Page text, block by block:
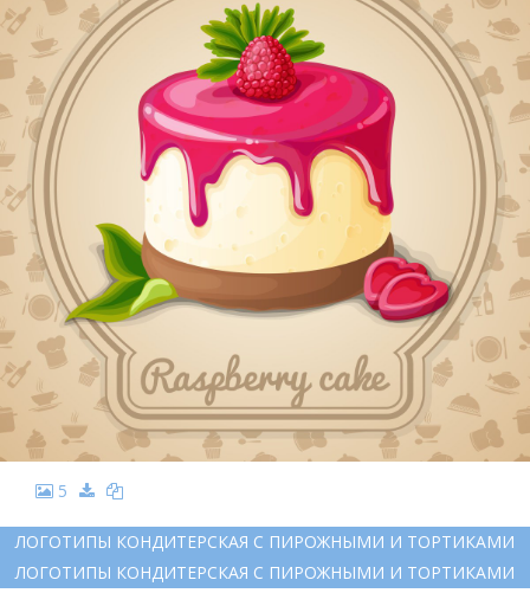
5
ЛОГОТИПЫ КОНДИТЕРСКАЯ С ПИРОЖНЫМИ И ТОРТИКАМИ
ЛОГОТИПЫ КОНДИТЕРСКАЯ С ПИРОЖНЫМИ И ТОРТИКАМИ